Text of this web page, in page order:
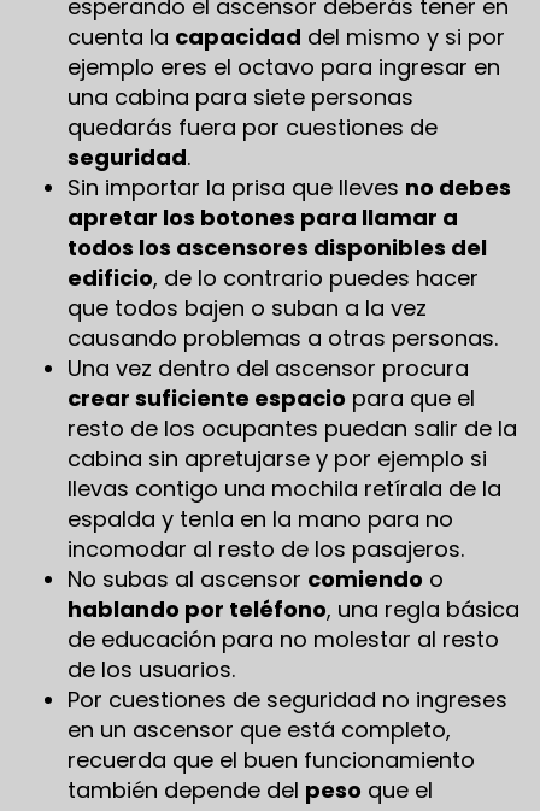
esperando el ascensor deberás tener en
cuenta la capacidad del mismo y si por
ejemplo eres el octavo para ingresar en
una cabina para siete personas
quedarás fuera por cuestiones de
seguridad.
Sin importar la prisa que lleves no debes
apretar los botones para llamar a
todos los ascensores disponibles del
edificio, de lo contrario puedes hacer
que todos bajen o suban a la vez
causando problemas a otras personas.
Una vez dentro del ascensor procura
crear suficiente espacio para que el
resto de los ocupantes puedan salir de la
cabina sin apretujarse y por ejemplo si
llevas contigo una mochila retírala de la
espalda y tenla en la mano para no
incomodar al resto de los pasajeros.
No subas al ascensor comiendo o
hablando por teléfono, una regla básica
de educación para no molestar al resto
de los usuarios.
Por cuestiones de seguridad no ingreses
en un ascensor que está completo,
recuerda que el buen funcionamiento
también depende del peso que el